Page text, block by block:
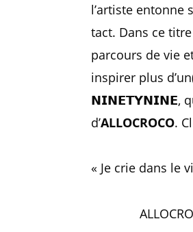
l’artiste entonne
tact. Dans ce
parcours de vie
inspirer plus
𝗡𝗜𝗡𝗘𝗧𝗬𝗡𝗜𝗡𝗘,
d’ALLOCROCO.
« Je crie dans le